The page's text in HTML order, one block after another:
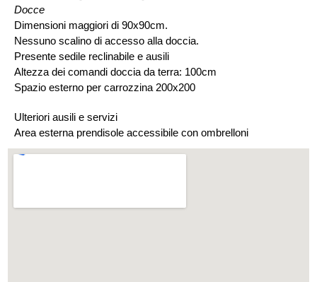
Docce
Dimensioni maggiori di 90x90cm.
Nessuno scalino di accesso alla doccia.
Presente sedile reclinabile e ausili
Altezza dei comandi doccia da terra: 100cm
Spazio esterno per carrozzina 200x200
Ulteriori ausili e servizi
Area esterna prendisole accessibile con ombrelloni